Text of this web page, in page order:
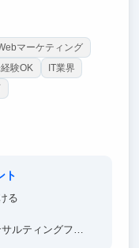
マーケティング
験OK
IT業界
ト
る
ルティングファ